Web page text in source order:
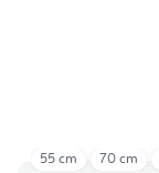
55 cm 70 cm